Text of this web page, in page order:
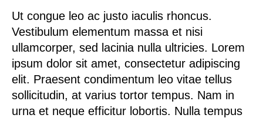
Ut congue leo ac justo iaculis rhoncus.
Vestibulum elementum massa et nisi
ullamcorper, sed lacinia nulla ultricies. Lorem
ipsum dolor sit amet, consectetur adipiscing
elit. Praesent condimentum leo vitae tellus
sollicitudin, at varius tortor tempus. Nam in
urna et neque efficitur lobortis. Nulla tempus